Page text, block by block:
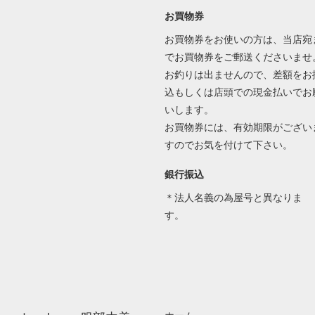
お買物券
お買物券をお使いの方は、当店宛
でお買物券をご郵送くださいませ
お釣りは出ませんので、差額をお
込もしくは店頭での現金払いでお
いします。
お買物券には、有効期限がござい
すのでお気を付けて下さい。
銀行振込
＊法人名義の為屋号と異なりま
す。